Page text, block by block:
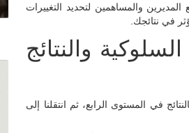
والمساهمين لتحديد التغييرات
في نتائجك.
والنتائج
في المستوى الرابع، ثم انتقلنا إلى